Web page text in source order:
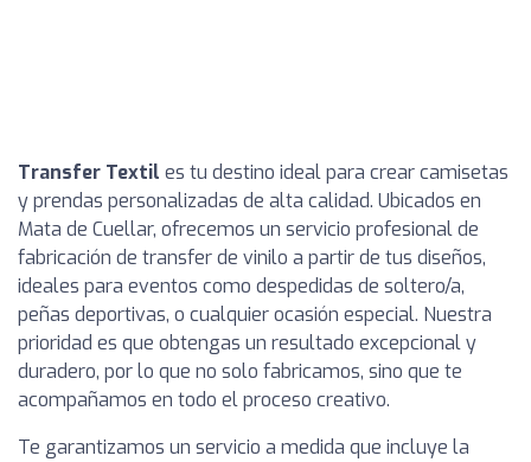
Transfer Textil es tu destino ideal para crear camisetas
y prendas personalizadas de alta calidad. Ubicados en
Mata de Cuellar, ofrecemos un servicio profesional de
fabricación de transfer de vinilo a partir de tus diseños,
ideales para eventos como despedidas de soltero/a,
peñas deportivas, o cualquier ocasión especial. Nuestra
prioridad es que obtengas un resultado excepcional y
duradero, por lo que no solo fabricamos, sino que te
acompañamos en todo el proceso creativo.
Te garantizamos un servicio a medida que incluye la